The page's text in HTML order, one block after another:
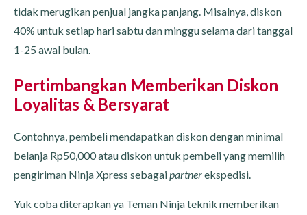
tidak merugikan penjual jangka panjang. Misalnya, diskon
40% untuk setiap hari sabtu dan minggu selama dari tanggal
1-25 awal bulan.
Pertimbangkan Memberikan Diskon
Loyalitas & Bersyarat
Contohnya, pembeli mendapatkan diskon dengan minimal
belanja Rp50,000 atau diskon untuk pembeli yang memilih
pengiriman Ninja Xpress sebagaipartnerekspedisi.
Yuk coba diterapkan ya Teman Ninja teknik memberikan